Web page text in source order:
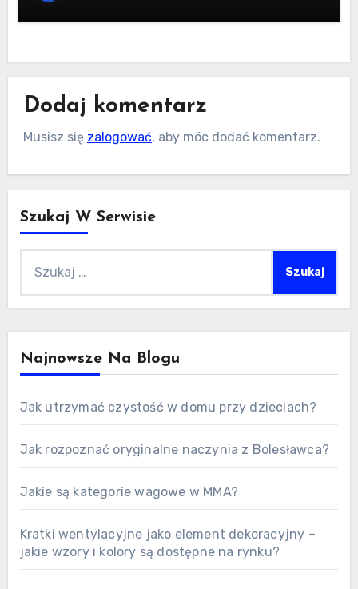
Dodaj komentarz
Musisz się zalogować, aby móc dodać komentarz.
Szukaj W Serwisie
Najnowsze Na Blogu
Jak utrzymać czystość w domu przy dzieciach?
Jak rozpoznać oryginalne naczynia z Bolesławca?
Jakie są kategorie wagowe w MMA?
Kratki wentylacyjne jako element dekoracyjny –
jakie wzory i kolory są dostępne na rynku?